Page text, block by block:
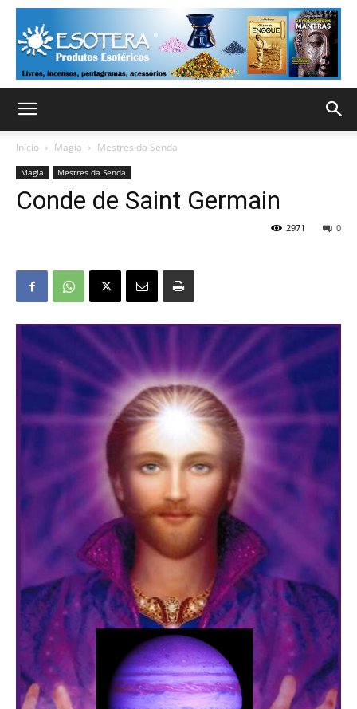
Início Magia Mestres da Senda
Magia Mestres da Senda
Conde de Saint Germain
0
2971